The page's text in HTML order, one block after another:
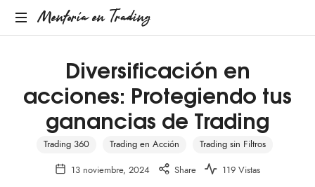
Mentoría en Trading
Diversificación en
acciones: Protegiendo tus
ganancias de Trading
Trading 360 Trading en Acción Trading sin Filtros
13 noviembre, 2024 Share 119 Vistas